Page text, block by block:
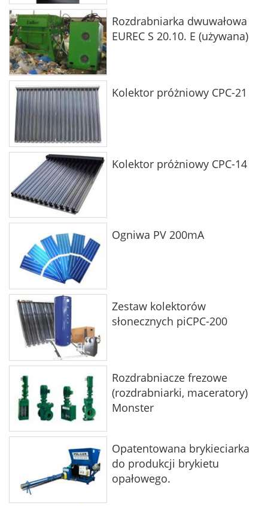
Rozdrabniarka dwuwałowa
EUREC S 20.10. E (używana)
Kolektor próżniowy CPC-21
Kolektor próżniowy CPC-14
Ogniwa PV 200mA
Zestaw kolektorów
słonecznych piCPC-200
Rozdrabniacze frezowe
(rozdrabniarki, maceratory)
Monster
Opatentowana brykieciarka
do produkcji brykietu
opałowego.